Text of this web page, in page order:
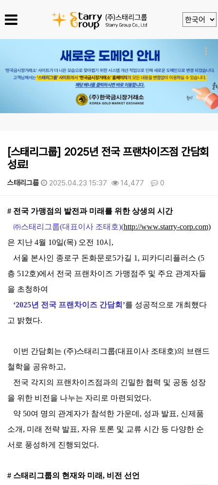
[스태리그룹] 2025년 전국 프랜차이즈점 간담회
성료!
스태리그룹 2025.04.23 15:37 14,477 0
본문
# 전국 가맹점의 발전과 미래를 위한 상생의 시간
㈜스태리그룹(대표이사 조태호)(http://www.starry-corp.com)
은 지난 4월 10일(목) 오전 10시,
서울 본사인 종로구 돈화문로5가길 1, 피카디리플러스 (5
층 512호)에서 전국 프랜차이즈 가맹점주 및 주요 관계자들
을 초청하여
‘2025년 전국 프랜차이즈 간담회’를 성공적으로 개최했다
고 밝혔다.
이번 간담회는 (주)스태리그룹(대표이사 조태호)의 브랜드
철학을 공유하고,
전국 각지의 프랜차이즈점과의 긴밀한 협력 및 공동 성장
을 위한 비전을 나누는 자리로 마련되었다.
약 50여 명의 관계자가 참석한 가운데, 성과 발표, 신제품
소개, 미래 전략 발표, 자유 토론 및 교류 시간 등 다양한 순
서로 풍성하게 진행되었다.
# 스태리그룹의 현재와 미래, 비전 선언